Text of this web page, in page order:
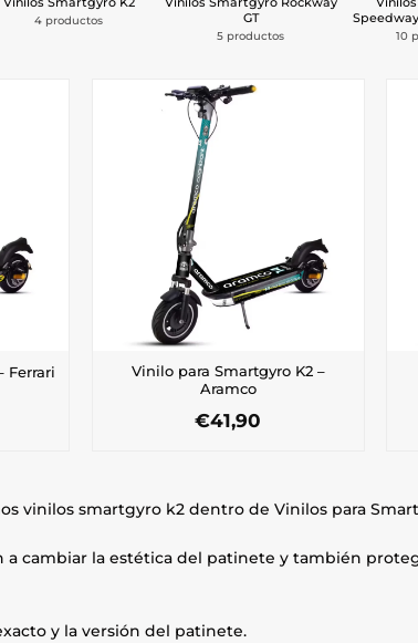
4 productos
GT
5 productos 10
Ferrari
Vinilo para Smartgyro K2 –
Aramco
€41,90
vinilos smartgyro k2 dentro de Vinilos para
a cambiar la estética del patinete y también
y la versión del patinete.